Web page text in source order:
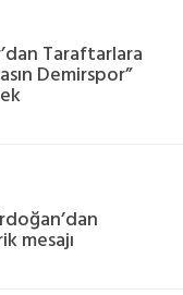
Taraftarlara
Demirspor”
mesajı